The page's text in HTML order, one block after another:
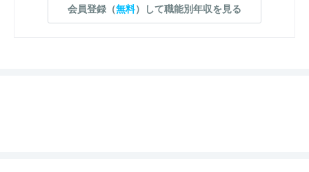
会員登録（無料）して職能別年収を見る